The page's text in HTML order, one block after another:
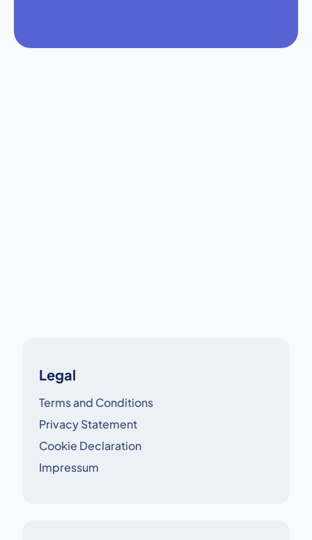
Legal
Terms and Conditions
Privacy Statement
Cookie Declaration
Impressum